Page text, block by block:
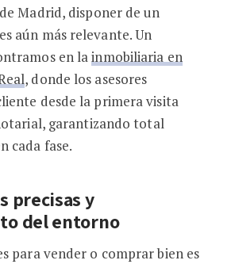
Madrid, disponer de un
aún más relevante. Un
en lainmobiliaria en
, donde los asesores
desde la primera visita
garantizando total
cada fase.
precisas y
del entorno
para vender o comprar bien es